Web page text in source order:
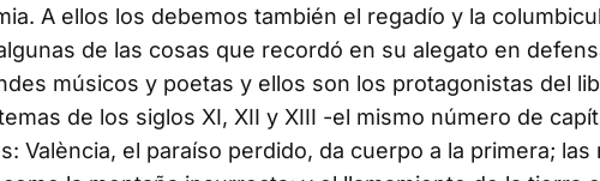
A ellos los debemos también el regadío y la
de las cosas que recordó en su alegato en
músicos y poetas y ellos son los protagonistas del
de los siglos XI, XII y XIII -el mismo número de
València, el paraíso perdido, da cuerpo a la primera; las